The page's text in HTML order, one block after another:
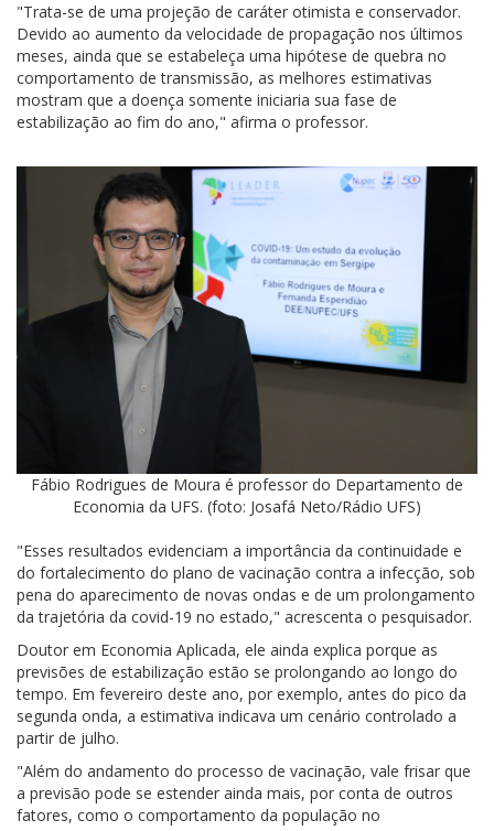
"Trata-se de uma projeção de caráter otimista e conservador.
Devido ao aumento da velocidade de propagação nos últimos
meses, ainda que se estabeleça uma hipótese de quebra no
comportamento de transmissão, as melhores estimativas
mostram que a doença somente iniciaria sua fase de
estabilização ao fim do ano," afirma o professor.
Fábio Rodrigues de Moura é professor do Departamento de
Economia da UFS. (foto: Josafá Neto/Rádio UFS)
"Esses resultados evidenciam a importância da continuidade e
do fortalecimento do plano de vacinação contra a infecção, sob
pena do aparecimento de novas ondas e de um prolongamento
da trajetória da covid-19 no estado," acrescenta o pesquisador.
Doutor em Economia Aplicada, ele ainda explica porque as
previsões de estabilização estão se prolongando ao longo do
tempo. Em fevereiro deste ano, por exemplo, antes do pico da
segunda onda, a estimativa indicava um cenário controlado a
partir de julho.
"Além do andamento do processo de vacinação, vale frisar que
a previsão pode se estender ainda mais, por conta de outros
fatores, como o comportamento da população no